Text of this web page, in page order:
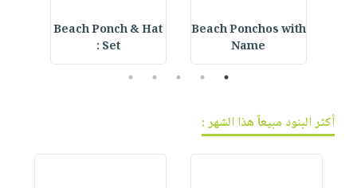
Beach Ponchos with
Name
Beach Ponch & Hat
Set :
1
2
3
4
5
أكثر البنود مبيعاً هذا الشهر :